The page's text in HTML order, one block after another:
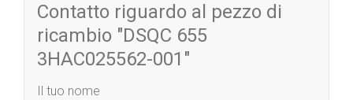
Contatto riguardo al pezzo di
ricambio "DSQC 655
3HAC025562-001"
Il tuo nome